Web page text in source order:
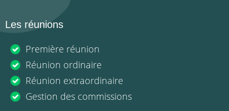
Les réunions
Première réunion
Réunion ordinaire
Réunion extraordinaire
Gestion des commissions